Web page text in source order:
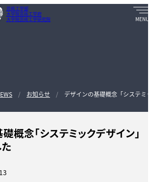
芸術工学部
大学院芸術工学府
大学院芸術工学研究院
お知らせ デザインの基礎概念「システミ
概念「システミックデザイン」